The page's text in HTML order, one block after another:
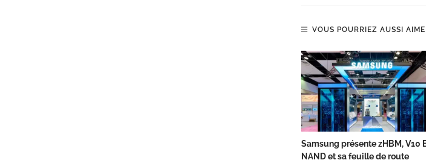
VOUS POURRIEZ AUSSI
Samsung présente zHBM, V10
NAND et sa feuille de route